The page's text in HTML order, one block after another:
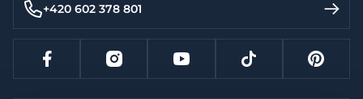
+420 602 378 801